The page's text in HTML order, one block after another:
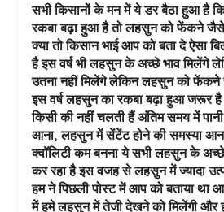
सभी किसानों के मन में ये डर बैठा हुआ है
रकबा बढ़ा हुआ है तो लहसुन को फेंकने
क्या तो किसान भाई आप को बता दे ऐसा
है इस वर्ष भी लहसुन के अच्छे भाव मिलेंगे
उतना नहीं मिलेंगे लेकिन लहसुन को फेंकने
इस वर्ष लहसुन का रकबा बढ़ा हुआ जरूर
किसी की नहीं चलती हैं अंतिम समय में
आना, लहसुन में सेंटेंट होने की समस्या
क्वॉलिटी कम बनना ये सभी लहसुन के अच्छे
कर रहा है इस वजह से लहसुन में ज्यादा
हम ने पिछली पोस्ट में आप को बताया था
में हमे लहसुन में तेजी देखने को मिलेंगी और